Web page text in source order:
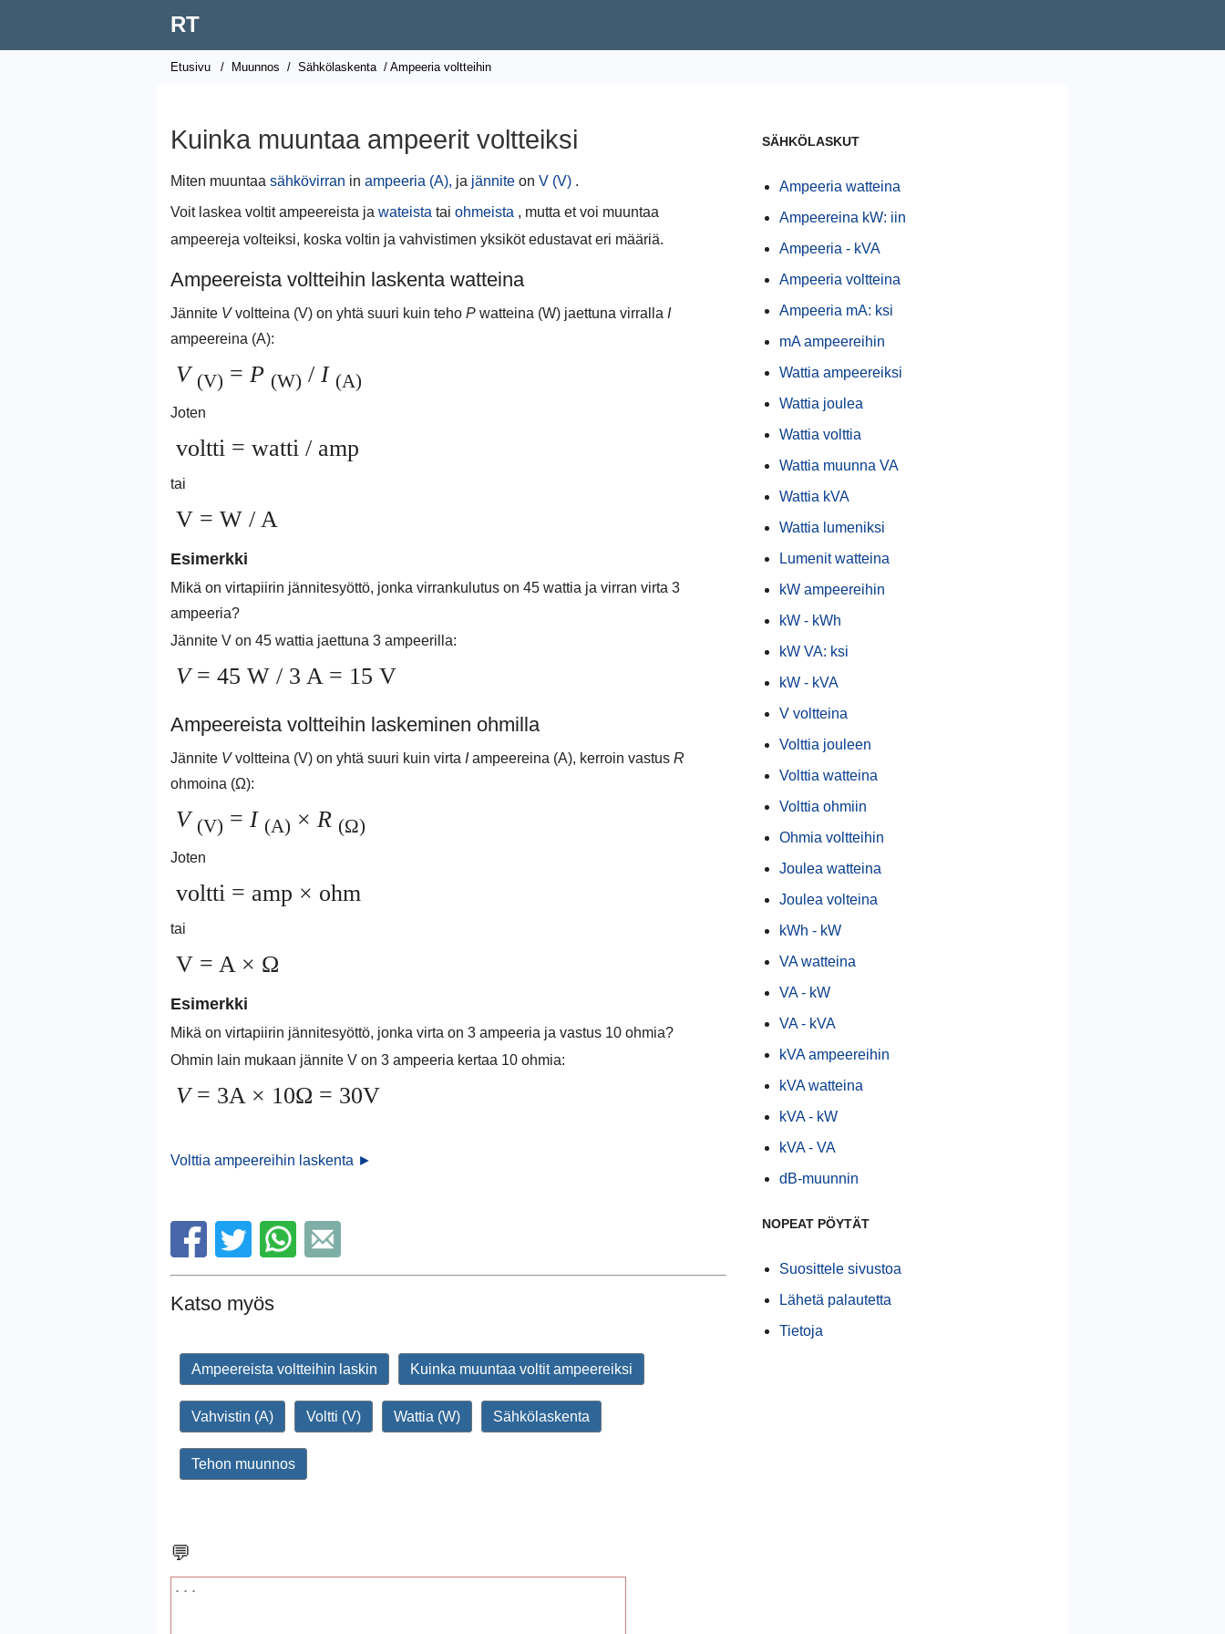
RT
Etusivu / Muunnos / Sähkölaskenta / Ampeeria voltteihin
Kuinka muuntaa ampeerit voltteiksi
Miten muuntaa sähkövirran in ampeeria (A), ja jännite on V (V) .
Voit laskea voltit ampeereista ja wateista tai ohmeista , mutta et voi muuntaa
ampeereja volteiksi, koska voltin ja vahvistimen yksiköt edustavat eri määriä.
Ampeereista voltteihin laskenta watteina
Jännite Vvoltteina (V) on yhtä suuri kuin teho P watteina (W) jaettuna virralla I
ampeereina (A):
V (V) = P (W) / I (A)
Joten
voltti = watti / amp
tai
V = W / A
Esimerkki
Mikä on virtapiirin jännitesyöttö, jonka virrankulutus on 45 wattia ja virran virta 3
ampeeria?
Jännite V on 45 wattia jaettuna 3 ampeerilla:
V= 45 W / 3 A = 15 V
Ampeereista voltteihin laskeminen ohmilla
Jännite Vvoltteina (V) on yhtä suuri kuin virta Iampeereina (A), kerroin vastus R
ohmoina (Ω):
V (V) = I (A) × R (Ω)
Joten
voltti = amp × ohm
tai
V = A × Ω
Esimerkki
Mikä on virtapiirin jännitesyöttö, jonka virta on 3 ampeeria ja vastus 10 ohmia?
Ohmin lain mukaan jännite V on 3 ampeeria kertaa 10 ohmia:
V= 3A × 10Ω = 30V
Volttia ampeereihin laskenta ►
Katso myös
Ampeereista voltteihin laskin Kuinka muuntaa voltit ampeereiksi
Vahvistin (A) Voltti (V) Wattia (W) Sähkölaskenta
Tehon muunnos
💬
SÄHKÖLASKUT
Ampeeria watteina
Ampeereina kW: iin
Ampeeria - kVA
Ampeeria voltteina
Ampeeria mA: ksi
mA ampeereihin
Wattia ampeereiksi
Wattia joulea
Wattia volttia
Wattia muunna VA
Wattia kVA
Wattia lumeniksi
Lumenit watteina
kW ampeereihin
kW - kWh
kW VA: ksi
kW - kVA
V voltteina
Volttia jouleen
Volttia watteina
Volttia ohmiin
Ohmia voltteihin
Joulea watteina
Joulea volteina
kWh - kW
VA watteina
VA - kW
VA - kVA
kVA ampeereihin
kVA watteina
kVA - kW
kVA - VA
dB-muunnin
NOPEAT PÖYTÄT
Suosittele sivustoa
Lähetä palautetta
Tietoja